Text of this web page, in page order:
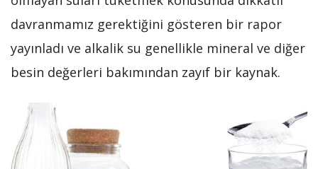
davranmamız gerektiğini gösteren bir rapor
yayınladı ve alkalik su genellikle mineral ve diğer
besin değerleri bakımından zayıf bir kaynak.